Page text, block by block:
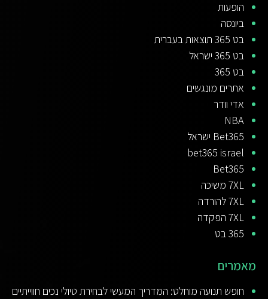
הופעות
ביונסה
בט 365 תוצאות בעברית
בט 365 ישראל
בט 365
אתרים מונגשים
אדי וודר
NBA
Bet365 ישראל
bet365 israel
Bet365
7XL משיכה
7XL להורדה
7XL הפקדה
365 בט
מאמרים
חופש תנועה מוחלט: המדריך המעשי לבחירת טיולי נכים חווייתיים